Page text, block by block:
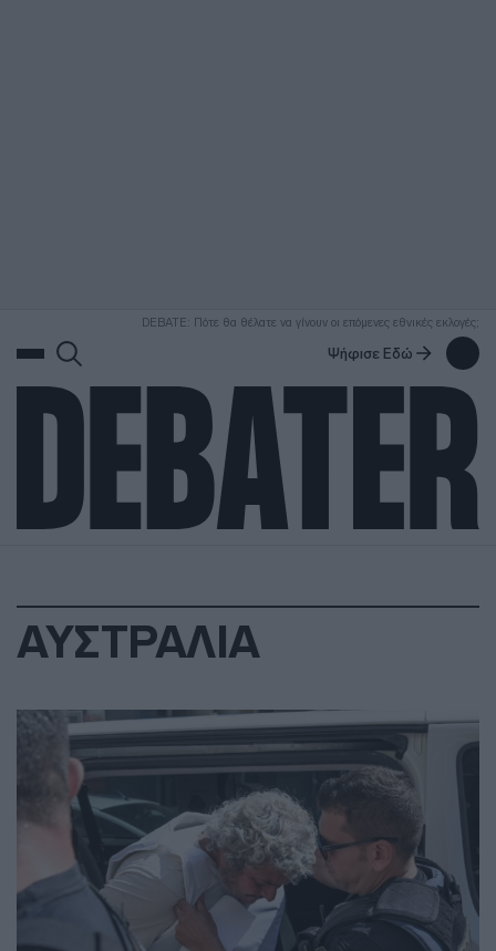
DEBATE: Πότε θα θέλατε να γίνουν οι επόμενες εθνικές εκλογές;
Ψήφισε Εδώ
ΑΥΣΤΡΑΛΙΑ